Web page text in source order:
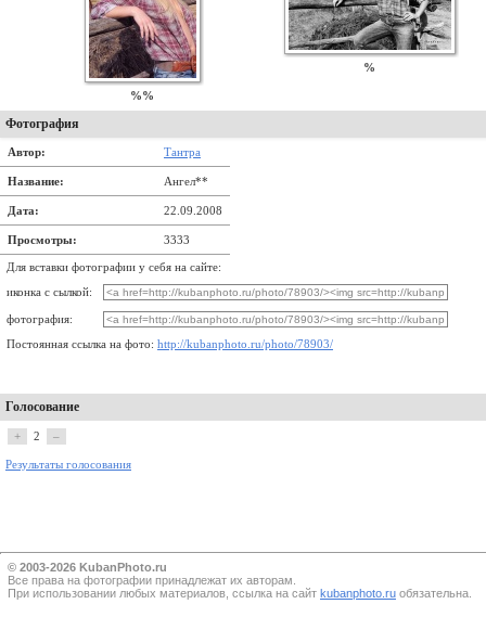
%%
%
Фотография
Автор: Тантра
Название: Ангел**
Дата: 22.09.2008
Просмотры: 3333
Для вставки фотографии у себя на сайте:
иконка с сылкой:
фотография:
Постоянная ссылка на фото: http://kubanphoto.ru/photo/78903/
Голосование
+ 2 –
Результаты голосования
© 2003-2026 KubanPhoto.ru
Все прaва на фотографии принадлежат их авторам.
При использовании любых материалов, ссылка на сайт kubanphoto.ru обязательна.